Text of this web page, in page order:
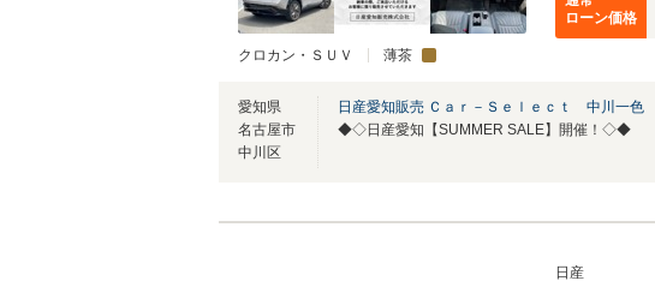
クロカン・ＳＵＶ 薄茶
ローン価格
愛知県
名古屋市
中川区
日産愛知販売 Ｃａｒ－Ｓｅｌｅｃｔ 中川一色
◆◇日産愛知【SUMMER SALE】開催！◇◆
日産